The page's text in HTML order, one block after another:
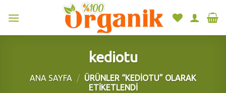
kediotu
ANA SAYFA / ÜRÜNLER “KEDIOTU” OLARAK
ETIKETLENDI